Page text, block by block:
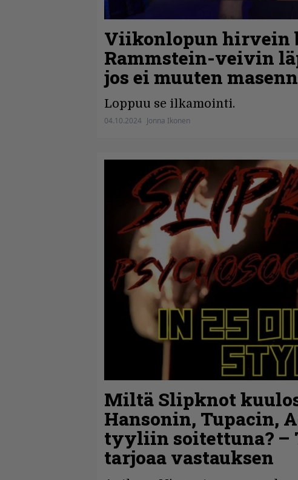
Viikonlopun hirvein
Rammstein-veivin
jos ei muuten
Loppuu se ilkamointi.
04.10.2024 Jonna Ikonen
Miltä Slipknot
Hansonin, Tupacin,
tyyliin soitettuna? –
tarjoaa vastauksen